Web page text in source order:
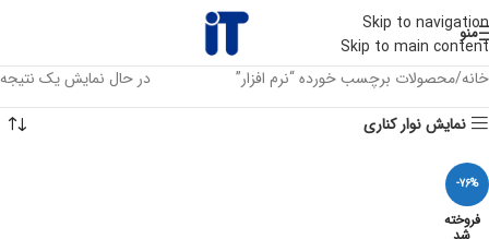
Skip to navigation
Skip to main content
منو
خانه محصولات برچسب خورده “نرم افزار”
در حال نمایش یک نتیجه
نمایش نوار کناری
-76%
فروخته